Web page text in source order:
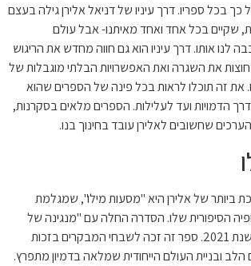
כך בכל ספריו. דרך עיניו של דניאל אלירן גילה בעצם
שקיים בכל אחד ואחד מאיתנו- אבל עולם
לנו אותו. דרך עיניו הוא גם חווה מחדש את הריגוש
את השגרה ואת האפשרויות הבלתי מוגבלות של
את זה תוכלו לראות בכל פינה של הספרים שהוא
הדמויות ועד לעלילות. הספרים מלאים בסקרנות,
שחשובים לאלירן עובד בחינוך בנו.
ביותר של אלירן היא "מסעות מילו", שמגלמת
הסיפורית שלו. הסדרה החלה עם "מנגינה של
היער הקסום" שיצא בשנת 2021. ספר זה זכה לשבחי המבקרים בזכות
ובניית העולם הייחודית שמלאה בדמיון מתפרץ.